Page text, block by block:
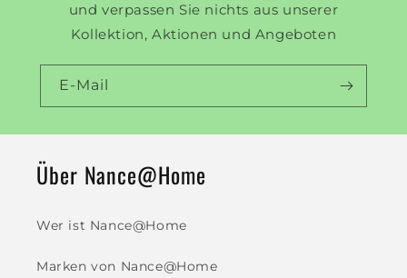
und verpassen Sie nichts aus unserer
Kollektion, Aktionen und Angeboten
E-Mail
Über Nance@Home
Wer ist Nance@Home
Marken von Nance@Home